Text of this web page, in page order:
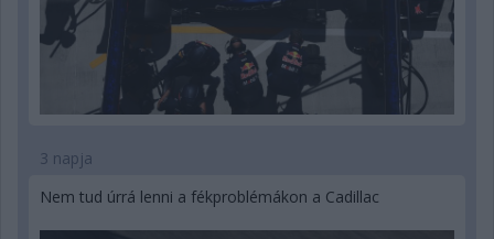
3 napja
Nem tud úrrá lenni a fékproblémákon a Cadillac